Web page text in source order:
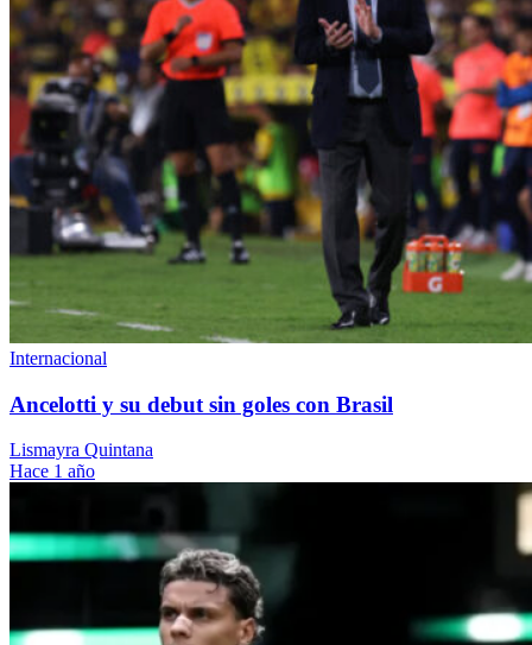
Internacional
Ancelotti y su debut sin goles con Brasil
Lismayra Quintana
Hace 1 año